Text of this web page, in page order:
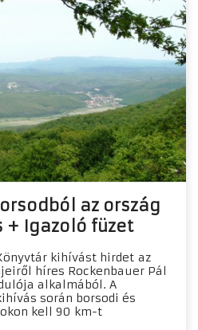
az ország
+ Igazoló füzet
kihívást hirdet az
híres Rockenbauer Pál
alkalmából. A
során borsodi és
kell 90 km-t